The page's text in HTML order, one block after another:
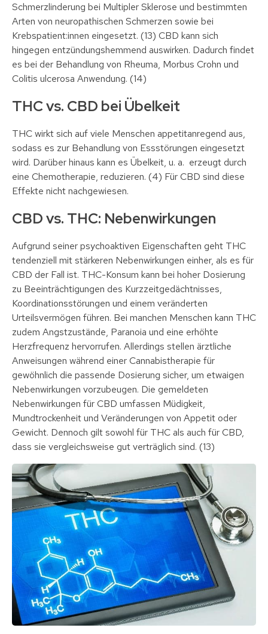
Schmerzlinderung bei Multipler Sklerose und bestimmten
Arten von neuropathischen Schmerzen sowie bei
Krebspatient:innen eingesetzt. (13) CBD kann sich
hingegen entzündungshemmend auswirken. Dadurch findet
es bei der Behandlung von Rheuma, Morbus Crohn und
Colitis ulcerosa Anwendung. (14)
THC vs. CBD bei Übelkeit
THC wirkt sich auf viele Menschen appetitanregend aus,
sodass es zur Behandlung von Essstörungen eingesetzt
wird. Darüber hinaus kann es Übelkeit, u. a. erzeugt durch
eine Chemotherapie, reduzieren. (4) Für CBD sind diese
Effekte nicht nachgewiesen.
CBD vs. THC: Nebenwirkungen
Aufgrund seiner psychoaktiven Eigenschaften geht THC
tendenziell mit stärkeren Nebenwirkungen einher, als es für
CBD der Fall ist. THC-Konsum kann bei hoher Dosierung
zu Beeinträchtigungen des Kurzzeitgedächtnisses,
Koordinationsstörungen und einem veränderten
Urteilsvermögen führen. Bei manchen Menschen kann THC
zudem Angstzustände, Paranoia und eine erhöhte
Herzfrequenz hervorrufen. Allerdings stellen ärztliche
Anweisungen während einer Cannabistherapie für
gewöhnlich die passende Dosierung sicher, um etwaigen
Nebenwirkungen vorzubeugen. Die gemeldeten
Nebenwirkungen für CBD umfassen Müdigkeit,
Mundtrockenheit und Veränderungen von Appetit oder
Gewicht. Dennoch gilt sowohl für THC als auch für CBD,
dass sie vergleichsweise gut verträglich sind. (13)